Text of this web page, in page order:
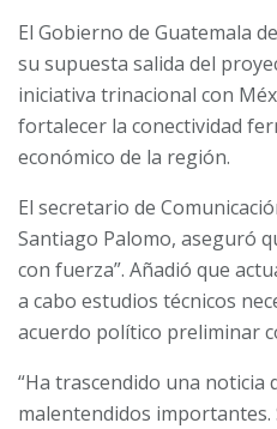
El Gobierno de Guatemala
su supuesta salida del
iniciativa trinacional con
fortalecer la conectividad
económico de la región.
El secretario de
Santiago Palomo, aseguró
con fuerza”. Añadió que
a cabo estudios técnicos
acuerdo político preliminar
“Ha trascendido una noticia
malentendidos